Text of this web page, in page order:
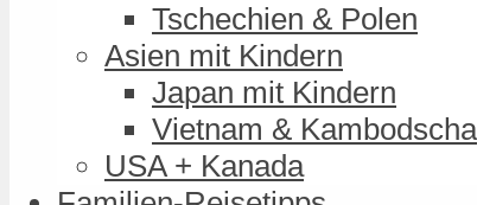
Tschechien & Polen
Asien mit Kindern
Japan mit Kindern
Vietnam & Kambodscha
USA + Kanada